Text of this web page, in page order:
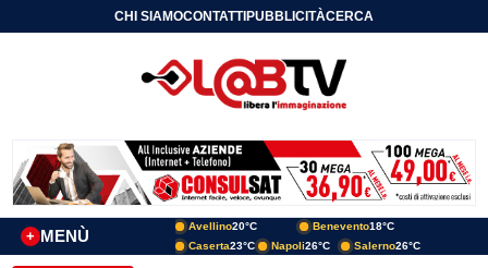
CHI SIAMOCONTATTIPUBBLICITÀCERCA
MENÙ
+
Avellino20°C Benevento18°C
Caserta23°C Napoli26°C Salerno26°C